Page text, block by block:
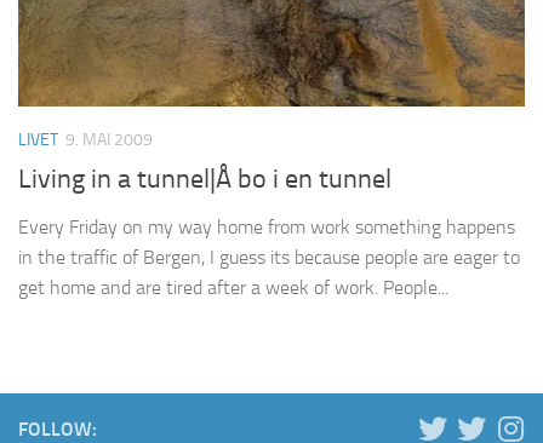
LIVET 9. MAI 2009
Living in a tunnel|Å bo i en tunnel
Every Friday on my way home from work something happens
in the traffic of Bergen, I guess its because people are eager to
get home and are tired after a week of work. People...
FOLLOW: